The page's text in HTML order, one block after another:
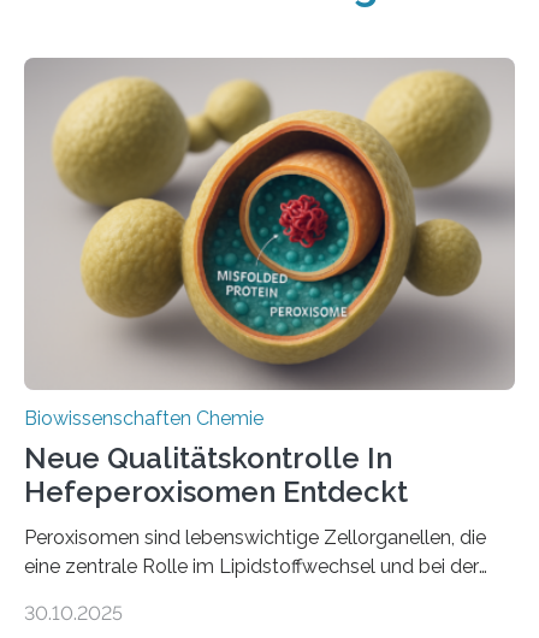
Biowissenschaften Chemie
Neue Qualitätskontrolle In
Hefeperoxisomen Entdeckt
Peroxisomen sind lebenswichtige Zellorganellen, die
eine zentrale Rolle im Lipidstoffwechsel und bei der
erfüllen können, müssen zahlreiche Enzyme präzise in
30.10.2025